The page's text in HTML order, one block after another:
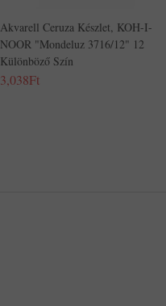
Akvarell Ceruza Készlet, KOH-I-
NOOR "Mondeluz 3716/12" 12
Különböző Szín
3,038Ft